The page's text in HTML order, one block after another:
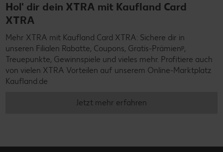
Hol' dir dein XTRA mit Kaufland Card
XTRA
Mehr XTRA mit Kaufland Card XTRA: Sichere dir in
unseren Filialen Rabatte, Coupons, Gratis-Prämienᵖ,
Treuepunkte, Gewinnspiele und vieles mehr. Profitiere auch
von vielen XTRA Vorteilen auf unserem Online-Marktplatz
Kaufland.de
Jetzt mehr erfahren